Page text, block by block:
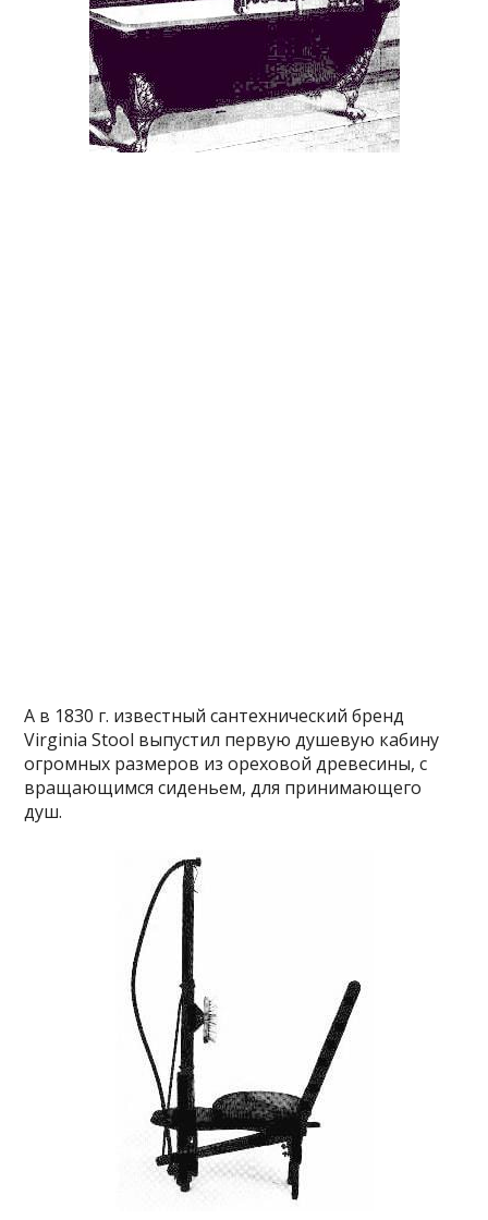
А в 1830 г. известный сантехнический бренд
Virginia Stool выпустил первую душевую кабину
огромных размеров из ореховой древесины, с
вращающимся сиденьем, для принимающего
душ.